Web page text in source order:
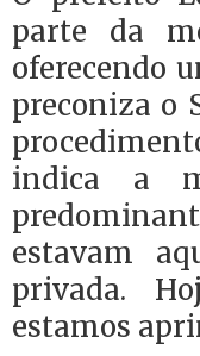
parte da
oferecendo
preconiza o
indica a
estavam
privada.
estamos